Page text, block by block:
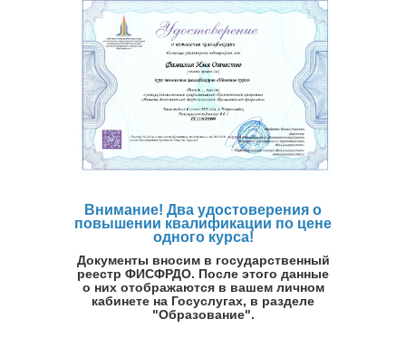
Внимание! Два удостоверения о
повышении квалификации по цене
одного курса!
Документы вносим в государственный
реестр ФИСФРДО. После этого данные
о них отображаются в вашем личном
кабинете на Госуслугах, в разделе
"Образование".